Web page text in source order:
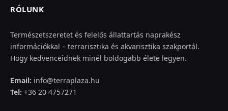
RÓLUNK
Természetszeretet és felelős állattartás naprakész
információkkal – terrarisztika és akvarisztika szakportál.
Hogy kedvenceidnek minél boldogabb élete legyen.
Email: info@terraplaza.hu
Tel: +36 20 4757271